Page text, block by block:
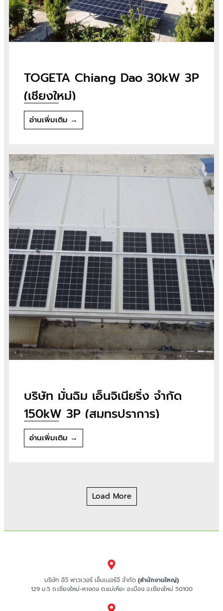
TOGETA Chiang Dao 30kW 3P
(เชียงใหม่)
อ่านเพิ่มเติม →
บริษัท มั่นฉิม เอ็นจิเนียริ่ง จำกัด
150kW 3P (สมุทรปราการ)
อ่านเพิ่มเติม →
Load More
บริษัท อีวี พาวเวอร์ เอ็นเนอร์จี จำกัด (สำนักงานใหญ่)
129 ม.5 ถ.เชียงใหม่-หางดง ต.แม่เหียะ อ.เมือง จ.เชียงใหม่ 50100